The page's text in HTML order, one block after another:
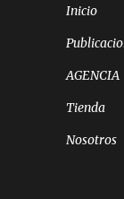
Inicio
AGENCIA
Tienda
Nosotros